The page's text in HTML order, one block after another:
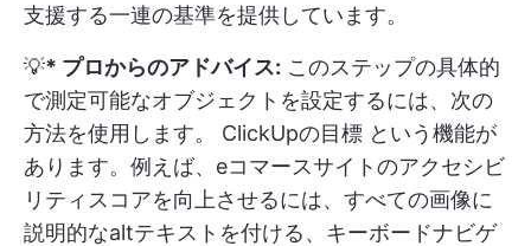
支援する一連の基準を提供しています。
💡* プロからのアドバイス: このステップの具体的
で測定可能なオブジェクトを設定するには、次の
方法を使用します。 ClickUpの目標 という機能が
あります。例えば、eコマースサイトのアクセシビ
リティスコアを向上させるには、すべての画像に
説明的なaltテキストを付ける、キーボードナビゲ